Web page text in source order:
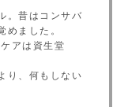
。昔はコンサバ
めました。
アは資生堂
り、何もしない